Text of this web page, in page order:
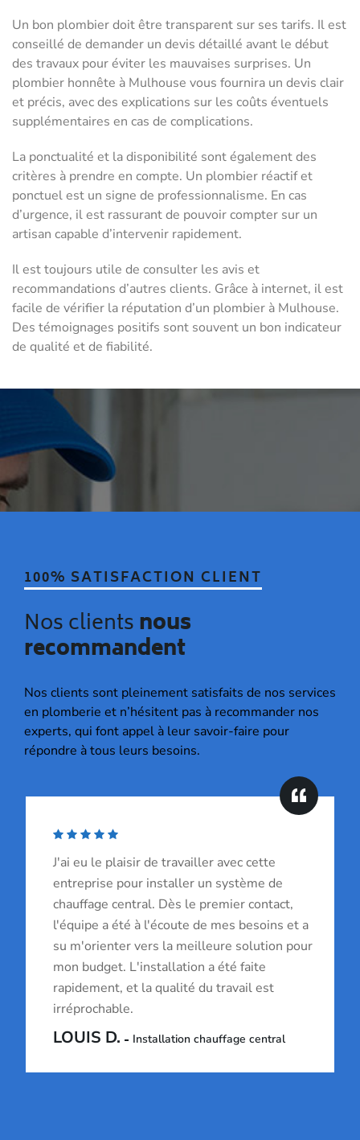
Un bon plombier doit être transparent sur ses tarifs. Il est
conseillé de demander un devis détaillé avant le début
des travaux pour éviter les mauvaises surprises. Un
plombier honnête à Mulhouse vous fournira un devis clair
et précis, avec des explications sur les coûts éventuels
supplémentaires en cas de complications.
La ponctualité et la disponibilité sont également des
critères à prendre en compte. Un plombier réactif et
ponctuel est un signe de professionnalisme. En cas
d’urgence, il est rassurant de pouvoir compter sur un
artisan capable d’intervenir rapidement.
Il est toujours utile de consulter les avis et
recommandations d’autres clients. Grâce à internet, il est
facile de vérifier la réputation d’un plombier à Mulhouse.
Des témoignages positifs sont souvent un bon indicateur
de qualité et de fiabilité.
100% SATISFACTION CLIENT
Nos clientsnous
recommandent
Nos clients sont pleinement satisfaits de nos services
en plomberie et n’hésitent pas à recommander nos
experts, qui font appel à leur savoir-faire pour
répondre à tous leurs besoins.
J'ai eu le plaisir de travailler avec cette
entreprise pour installer un système de
chauffage central. Dès le premier contact,
l'équipe a été à l'écoute de mes besoins et a
su m'orienter vers la meilleure solution pour
mon budget. L'installation a été faite
rapidement, et la qualité du travail est
irréprochable.
LOUIS D. Installation chauffage central